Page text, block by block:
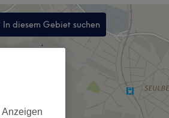
In diesem Gebiet suchen
,